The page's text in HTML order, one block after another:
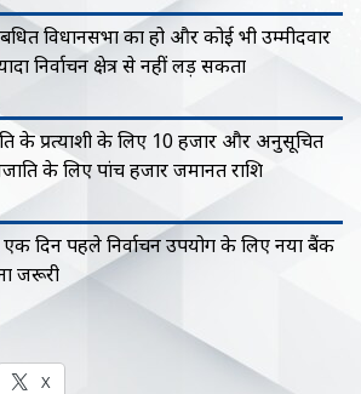
विधानसभा का हो और कोई भी उम्मीदवार
निर्वाचन क्षेत्र से नहीं लड़ सकता
के प्रत्याशी के लिए 10 हजार और अनुसूचित
के लिए पांच हजार जमानत राशि
दिन पहले निर्वाचन उपयोग के लिए नया बैंक
जरूरी
X